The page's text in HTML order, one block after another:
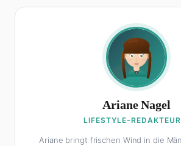
Ariane Nagel
LIFESTYLE-
Ariane bringt frischen Wind in die